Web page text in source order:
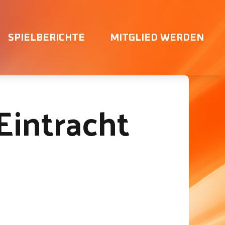
SPIELBERICHTE MITGLIED WERDEN